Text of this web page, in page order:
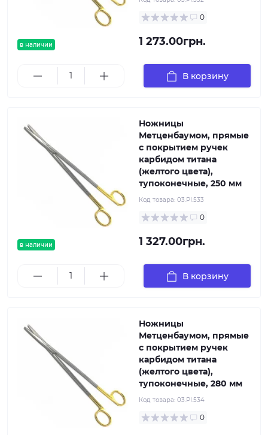
в наличии
0
1 273.00грн.
В корзину
в наличии
Ножницы
Метценбаумом, прямые
с покрытием ручек
карбидом титана
(желтого цвета),
тупоконечные, 250 мм
Код товара: 03.PI.533
0
1 327.00грн.
В корзину
Ножницы
Метценбаумом, прямые
с покрытием ручек
карбидом титана
(желтого цвета),
тупоконечные, 280 мм
Код товара: 03.PI.534
0